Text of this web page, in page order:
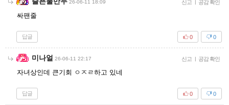
26-06-11 18:09 신고 공감 확인
싸팬줄
답글 0
0
미나얼 26-06-11 22:17 신고 공감 확인
자녀상인데 큰기회 ㅇㅈㄹ하고 있네
답글 0
0